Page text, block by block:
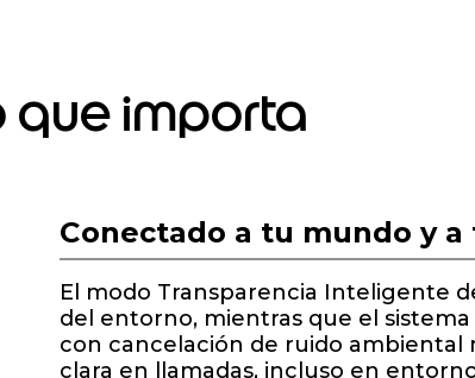
que importa
Conectado a tu mundo y a
El modo Transparencia Inteligente
del entorno, mientras que el
con cancelación de ruido ambiental
clara en llamadas, incluso en